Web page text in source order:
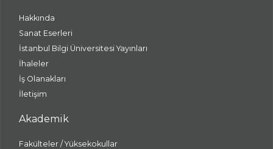
Hakkında
Sanat Eserleri
İstanbul Bilgi Üniversitesi Yayınları
İhaleler
İş Olanakları
İletişim
Akademik
Fakülteler / Yüksekokullar